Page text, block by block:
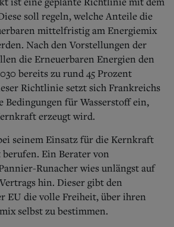
soll regeln, welche Anteile die
mittelfristig am Energiemix
Nach den Vorstellungen der
die Erneuerbaren Energien den
bereits zu rund 45 Prozent
Richtlinie setzt sich Frankreichs
Bedingungen für Wasserstoff ein,
erzeugt wird.
seinem Einsatz für die Kernkraft
berufen. Ein Berater von
Runacher wies unlängst auf
hin. Dieser gibt den
EU die volle Freiheit, über ihren
selbst zu bestimmen.